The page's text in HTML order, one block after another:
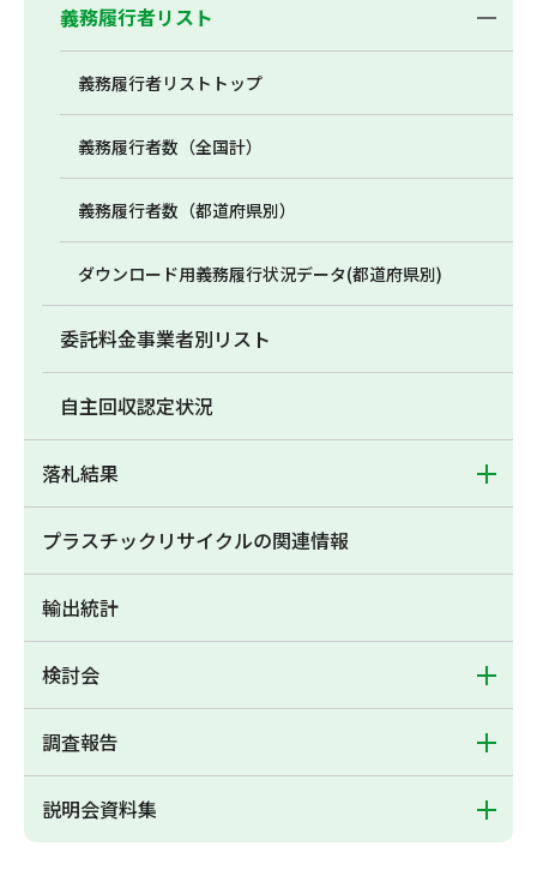
義務履行者リスト
義務履行者リストトップ
義務履行者数（全国計）
義務履行者数（都道府県別）
ダウンロード用義務履行状況データ(都道府県別)
委託料金事業者別リスト
自主回収認定状況
落札結果
プラスチックリサイクルの関連情報
輸出統計
検討会
調査報告
説明会資料集